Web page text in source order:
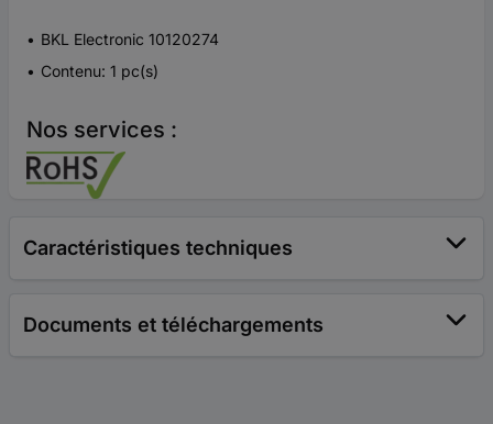
BKL Electronic 10120274
Contenu: 1 pc(s)
Nos services :
Caractéristiques techniques
Documents et téléchargements